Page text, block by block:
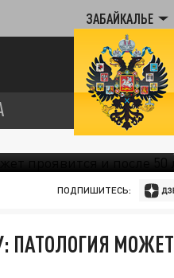
ЗАБАЙКАЛЬЕ
ПОДПИШИТЕСЬ:
ПАТОЛОГИЯ МОЖЕТ